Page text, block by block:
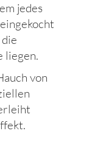
jedes
liegen.
von